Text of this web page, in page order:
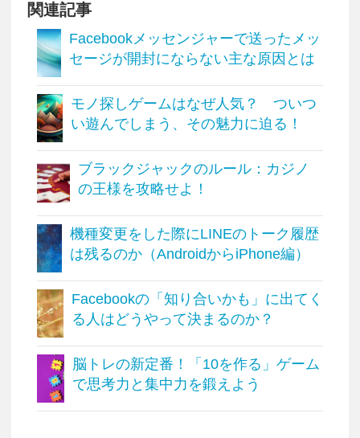
関連記事
Facebookメッセンジャーで送ったメッ
セージが開封にならない主な原因とは
モノ探しゲームはなぜ人気？ ついつ
い遊んでしまう、その魅力に迫る！
ブラックジャックのルール：カジノ
の王様を攻略せよ！
機種変更をした際にLINEのトーク履歴
は残るのか（AndroidからiPhone編）
Facebookの「知り合いかも」に出てく
る人はどうやって決まるのか？
脳トレの新定番！「10を作る」ゲーム
で思考力と集中力を鍛えよう